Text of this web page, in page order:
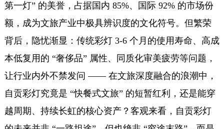
第一灯” 的美誉，占据国内 85%、国际 92% 的市场份
额，成为文旅产业中极具辨识度的文化符号。但繁荣
背后，隐忧渐显：传统彩灯 3-6 个月的使用寿命、高成
本低复用的 “奢侈品” 属性、同质化审美疲劳等问题，
让行业内外不禁发问 —— 在文旅深度融合的浪潮中，
自贡彩灯究竟是 “快餐式文旅” 的短暂红利，还是能穿
越周期、持续长虹的核心资产？客观来看，自贡彩灯